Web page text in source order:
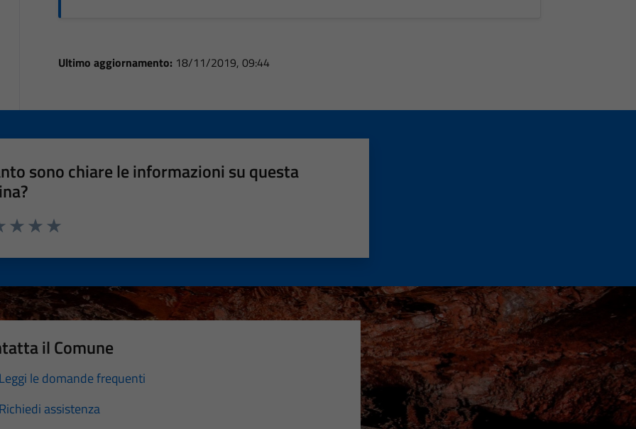
Ultimo aggiornamento: 18/11/2019, 09:44
sono chiare le informazioni su questa
il Comune
Leggi le domande frequenti
Richiedi assistenza